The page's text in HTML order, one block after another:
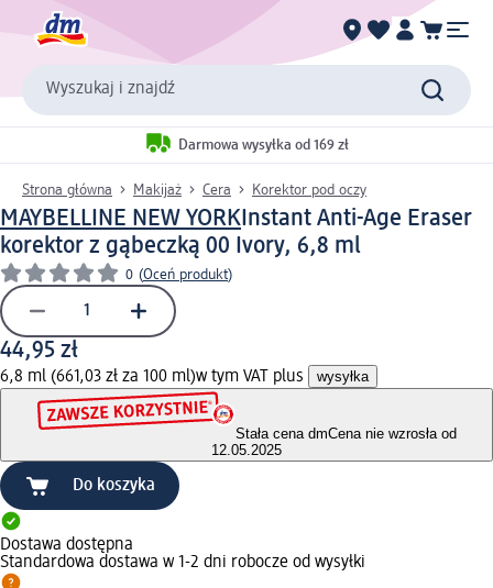
Wyszukaj i znajdź
Darmowa wysyłka od 169 zł
Strona główna Makijaż Cera Korektor pod oczy
MAYBELLINE NEW YORK Instant Anti-Age Eraser
korektor z gąbeczką 00 Ivory, 6,8 ml
0 (Oceń produkt)
44,95 zł
6,8 ml (661,03 zł za 100 ml)w tym VAT plus wysyłka
Stała cena dmCena nie wzrosła od
12.05.2025
Do koszyka
Dostawa dostępna
Standardowa dostawa w 1-2 dni robocze od wysyłki